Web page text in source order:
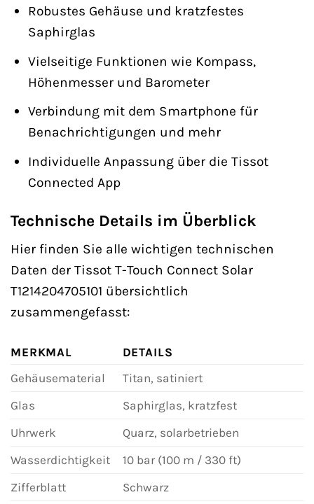
Robustes Gehäuse und kratzfestes
Saphirglas
Vielseitige Funktionen wie Kompass,
Höhenmesser und Barometer
Verbindung mit dem Smartphone für
Benachrichtigungen und mehr
Individuelle Anpassung über die Tissot
Connected App
Technische Details im Überblick
Hier finden Sie alle wichtigen technischen
Daten der Tissot T-Touch Connect Solar
T1214204705101 übersichtlich
zusammengefasst:
MERKMAL
DETAILS
Gehäusematerial
Titan, satiniert
Glas
Saphirglas, kratzfest
Uhrwerk
Quarz, solarbetrieben
Wasserdichtigkeit
10 bar (100 m / 330 ft)
Zifferblatt
Schwarz